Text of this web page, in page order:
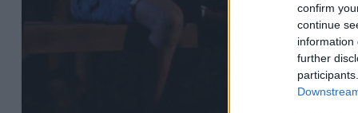
confirm
continue
information
further